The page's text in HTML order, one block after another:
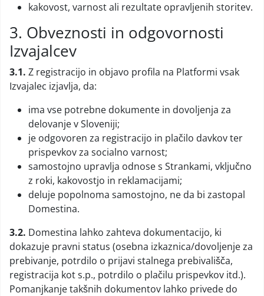
kakovost, varnost ali rezultate opravljenih storitev.
3. Obveznosti in odgovornosti
Izvajalcev
3.1. Z registracijo in objavo profila na Platformi vsak
Izvajalec izjavlja, da:
ima vse potrebne dokumente in dovoljenja za
delovanje v Sloveniji;
je odgovoren za registracijo in plačilo davkov ter
prispevkov za socialno varnost;
samostojno upravlja odnose s Strankami, vključno
z roki, kakovostjo in reklamacijami;
deluje popolnoma samostojno, ne da bi zastopal
Domestina.
3.2. Domestina lahko zahteva dokumentacijo, ki
dokazuje pravni status (osebna izkaznica/dovoljenje za
prebivanje, potrdilo o prijavi stalnega prebivališča,
registracija kot s.p., potrdilo o plačilu prispevkov itd.).
Pomanjkanje takšnih dokumentov lahko privede do